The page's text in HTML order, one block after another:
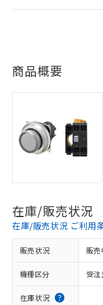
商品概要
在庫/販売状況
在庫/販売状況 ご利用
販売状況 販売
機種区分 受注
在庫状況